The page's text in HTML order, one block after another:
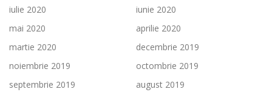
iulie 2020
iunie 2020
mai 2020
aprilie 2020
martie 2020
decembrie 2019
noiembrie 2019
octombrie 2019
septembrie 2019
august 2019